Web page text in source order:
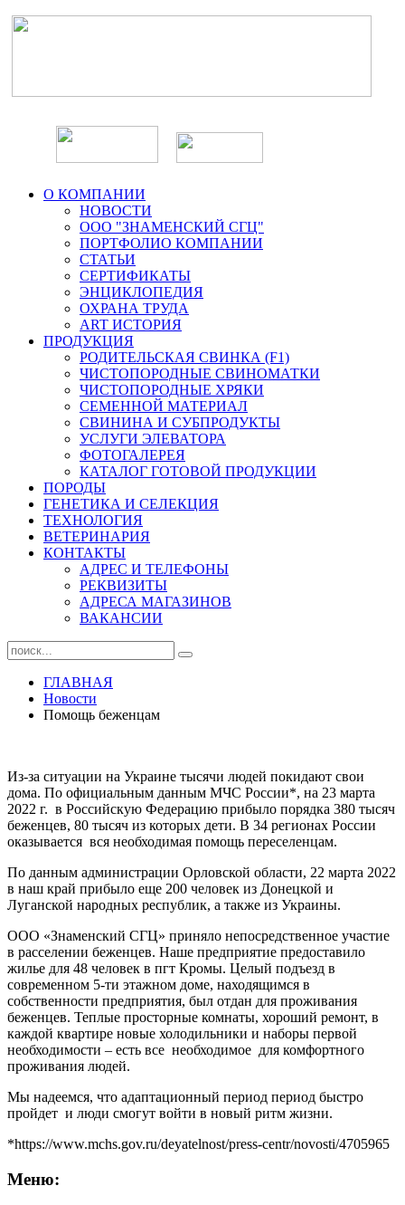
О КОМПАНИИ
НОВОСТИ
ООО "ЗНАМЕНСКИЙ СГЦ"
ПОРТФОЛИО КОМПАНИИ
СТАТЬИ
СЕРТИФИКАТЫ
ЭНЦИКЛОПЕДИЯ
ОХРАНА ТРУДА
ART ИСТОРИЯ
ПРОДУКЦИЯ
РОДИТЕЛЬСКАЯ СВИНКА (F1)
ЧИСТОПОРОДНЫЕ СВИНОМАТКИ
ЧИСТОПОРОДНЫЕ ХРЯКИ
СЕМЕННОЙ МАТЕРИАЛ
СВИНИНА И СУБПРОДУКТЫ
УСЛУГИ ЭЛЕВАТОРА
ФОТОГАЛЕРЕЯ
КАТАЛОГ ГОТОВОЙ ПРОДУКЦИИ
ПОРОДЫ
ГЕНЕТИКА И СЕЛЕКЦИЯ
ТЕХНОЛОГИЯ
ВЕТЕРИНАРИЯ
КОНТАКТЫ
АДРЕС И ТЕЛЕФОНЫ
РЕКВИЗИТЫ
АДРЕСА МАГАЗИНОВ
ВАКАНСИИ
ГЛАВНАЯ
Новости
Помощь беженцам
Из-за ситуации на Украине тысячи людей покидают свои
дома. По официальным данным МЧС России*, на 23 марта
2022 г. в Российскую Федерацию прибыло порядка 380 тысяч
беженцев, 80 тысяч из которых дети. В 34 регионах России
оказывается вся необходимая помощь переселенцам.
По данным администрации Орловской области, 22 марта 2022
в наш край прибыло еще 200 человек из Донецкой и
Луганской народных республик, а также из Украины.
ООО «Знаменский СГЦ» приняло непосредственное участие
в расселении беженцев. Наше предприятие предоставило
жилье для 48 человек в пгт Кромы. Целый подъезд в
современном 5-ти этажном доме, находящимся в
собственности предприятия, был отдан для проживания
беженцев. Теплые просторные комнаты, хороший ремонт, в
каждой квартире новые холодильники и наборы первой
необходимости – есть все необходимое для комфортного
проживания людей.
Мы надеемся, что адаптационный период период быстро
пройдет и люди смогут войти в новый ритм жизни.
*https://www.mchs.gov.ru/deyatelnost/press-centr/novosti/4705965
Меню: